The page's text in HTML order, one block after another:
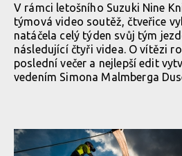
V rámci letošního Suzuki Nine
týmová video soutěž, čtveřice
natáčela celý týden svůj tým
následující čtyři videa. O vítězi
poslední večer a nejlepší edit
vedením Simona Malmberga